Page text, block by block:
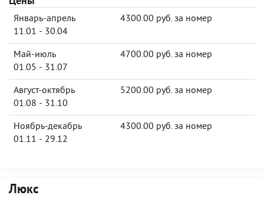
Январь-апрель
11.01 - 30.04
4300.00 руб. за номер
Май-июль
01.05 - 31.07
4700.00 руб. за номер
Август-октябрь
01.08 - 31.10
5200.00 руб. за номер
Ноябрь-декабрь
01.11 - 29.12
4300.00 руб. за номер
Люкс